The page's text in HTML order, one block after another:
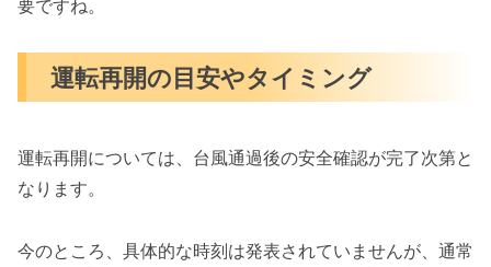
要ですね。
運転再開の目安やタイミング
運転再開については、台風通過後の安全確認が完了次第と
なります。
今のところ、具体的な時刻は発表されていませんが、通常